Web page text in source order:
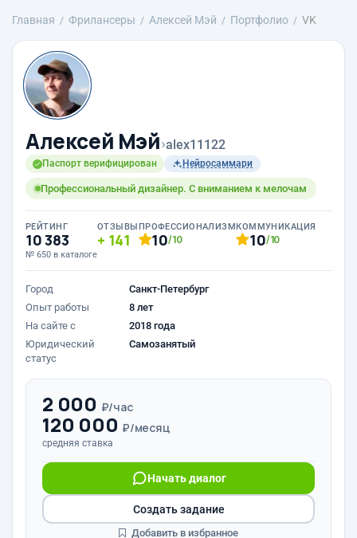
Главная Фрилансеры Алексей Мэй Портфолио VK
Алексей Мэй›alex11122
Паспорт верифицирован Нейросаммари
Профессиональный дизайнер. С вниманием к мелочам
РЕЙТИНГ
10 383
№ 650 в каталоге
ОТЗЫВЫ
141
ПРОФЕССИОНАЛИЗМ
10/10
КОММУНИКАЦИЯ
10/10
Город
Санкт-Петербург
Опыт работы
8 лет
На сайте с
2018 года
Юридический
статус
Самозанятый
2 000 ₽/час
120 000 ₽/месяц
средняя ставка
Начать диалог
Создать задание
Добавить в избранное